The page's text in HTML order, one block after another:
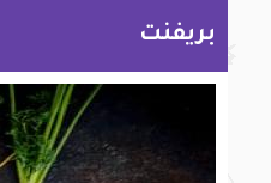
بريفنت